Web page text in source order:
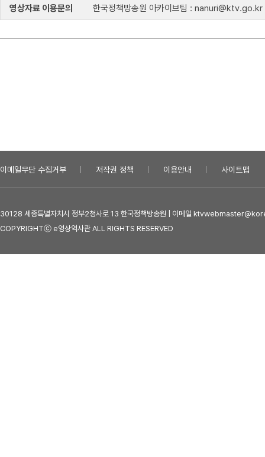
영상자료 이용문의 한국정책방송원 아카이브팀 : nanuri@ktv.go.kr
이메일무단 수집거부 저작권 정책 이용안내 사이트맵
30128 세종특별자치시 정부2청사로 13 한국정책방송원 | 이메일
COPYRIGHTⓒ e영상역사관 ALL RIGHTS RESERVED